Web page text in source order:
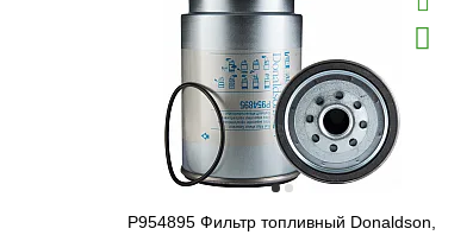
P954895 Фильтр топливный Donaldson,